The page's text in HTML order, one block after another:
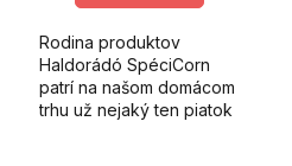
Rodina produktov
Haldorádó SpéciCorn
patrí na našom domácom
trhu už nejaký ten piatok